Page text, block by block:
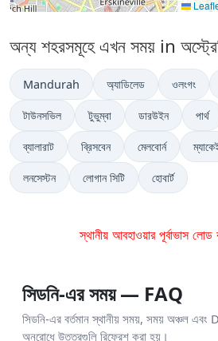
অন্য শহরসমূহে এখন সময় in
Mandurah অ্যাডিলেড ওলংগং
টাউনসভিল টুভুম্বা ডারউইন পার্থ
ব্যালারাট ব্রিসবেন মেলবোর্ন
লনসেস্টন লোগান সিটি হোবার্ট
স্থানীয় আবহাওয়ার পূর্বাভাস লোড
সিডনি-এর সময় — FAQ
সিডনি-এর বর্তমান স্থানীয় সময়, সময় অঞ্চল এবং
অনুরোধে উত্তরগুলি রিফ্রেশ করা হয়।